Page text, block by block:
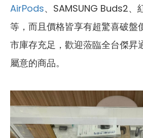
AirPods、SAMSUNG Buds2、
等，而且價格皆享有超驚喜破盤
市庫存充足，歡迎蒞臨全台傑昇
屬意的商品。